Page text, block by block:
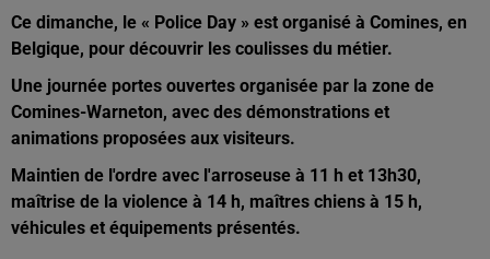
Ce dimanche, le « Police Day » est organisé à Comines, en
Belgique, pour découvrir les coulisses du métier.
Une journée portes ouvertes organisée par la zone de
Comines-Warneton, avec des démonstrations et
animations proposées aux visiteurs.
Maintien de l'ordre avec l'arroseuse à 11 h et 13h30,
maîtrise de la violence à 14 h, maîtres chiens à 15 h,
véhicules et équipements présentés.